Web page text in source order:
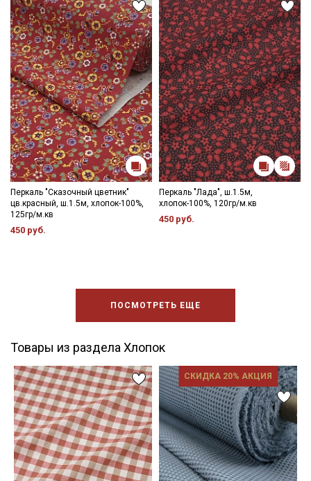
Перкаль "Сказочный цветник"
цв.красный, ш.1.5м, хлопок-100%,
125гр/м.кв
450 руб.
Перкаль "Лада", ш.1.5м,
хлопок-100%, 120гр/м.кв
450 руб.
ПОСМОТРЕТЬ ЕЩЕ
Товары из раздела Хлопок
СКИДКА 20% АКЦИЯ